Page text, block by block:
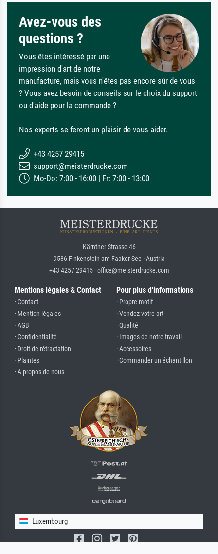
Avez-vous des
questions ?
Vous êtes intéressé par une
impression d'art de notre
manufacture, mais vous n'êtes pas encore sûr de vous
? Vous avez besoin de conseils sur le choix du support
ou d'aide pour la commande ?
Nos experts se feront un plaisir de vous aider.
+43 4257 29415
support@meisterdrucke.com
Mo-Do: 7:00 - 16:00 | Fr: 7:00 - 13:00
Kärntner Strasse 46
9586 Finkenstein am Faaker See · Austria
+43 4257 29415 · office@meisterdrucke.com
Mentions légales & Contact
· Contact
· Mention légales
· AGB
· Confidentialité
· Droit de rétractation
· Plaintes
· A propos de nous
Pour plus d'informations
· Propre motif
· Vendez votre art
· Qualité
· Images de notre travail
· Accessoires
· Commander un échantillon
Luxembourg